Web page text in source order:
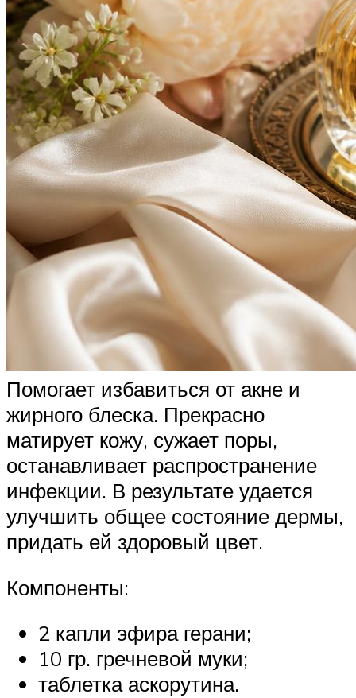
Помогает избавиться от акне и
жирного блеска. Прекрасно
матирует кожу, сужает поры,
останавливает распространение
инфекции. В результате удается
улучшить общее состояние дермы,
придать ей здоровый цвет.
Компоненты:
2 капли эфира герани;
10 гр. гречневой муки;
таблетка аскорутина.